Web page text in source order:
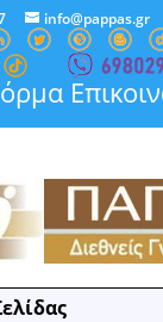
info@pappas.gr